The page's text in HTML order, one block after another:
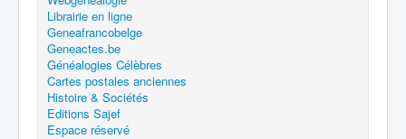
Librairie en ligne
Geneafrancobelge
Geneactes.be
Généalogies Célèbres
Cartes postales anciennes
Histoire & Sociétés
Editions Sajef
Espace réservé